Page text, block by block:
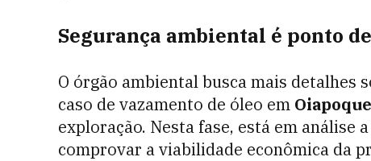
Segurança ambiental é ponto
O órgão ambiental busca mais detalhes
caso de vazamento de óleo em Oiapoque
exploração. Nesta fase, está em análise a
comprovar a viabilidade econômica da